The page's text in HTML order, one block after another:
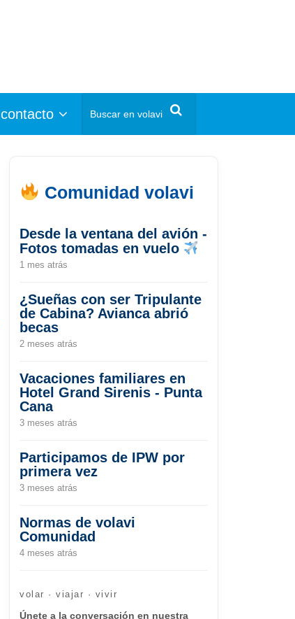
contacto
Comunidad volavi
Desde la ventana del avión -
Fotos tomadas en vuelo
1 mes atrás
¿Sueñas con ser Tripulante
de Cabina? Avianca abrió
becas
2 meses atrás
Vacaciones familiares en
Hotel Grand Sirenis - Punta
Cana
3 meses atrás
Participamos de IPW por
primera vez
3 meses atrás
Normas de volavi
Comunidad
4 meses atrás
volar · viajar · vivir
Únete a la conversación en nuestra